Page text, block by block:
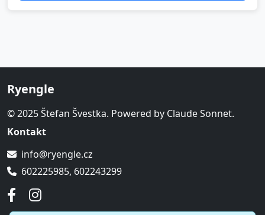
Ryengle
© 2025 Štefan Švestka. Powered by Claude Sonnet.
Kontakt
info@ryengle.cz
602225985, 602243299